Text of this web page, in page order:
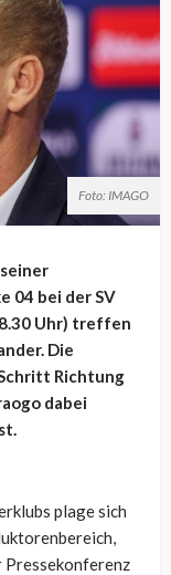
Foto: IMAGO
04 bei der SV
Uhr) treffen
Die
Richtung
dabei
plage sich